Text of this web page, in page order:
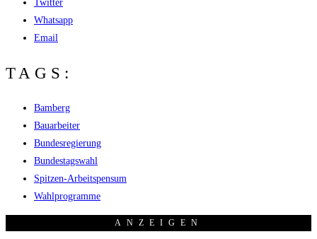
Twitter
Whatsapp
Email
TAGS:
Bamberg
Bauarbeiter
Bundesregierung
Bundestagswahl
Spitzen-Arbeitspensum
Wahlprogramme
ANZEI­GEN